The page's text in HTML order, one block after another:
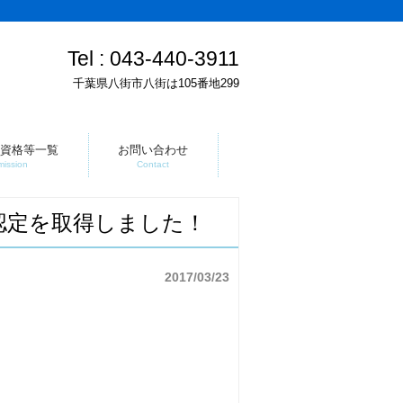
Tel : 043-440-3911
千葉県八街市八街は105番地299
格等一覧 お問い合わせ
Contact
を取得しました！
2017/03/23